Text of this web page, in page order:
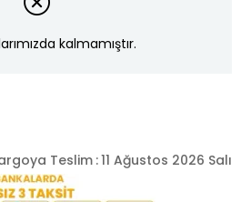
kalmamıştır.
Teslim:11 Ağustos 2026 Salı